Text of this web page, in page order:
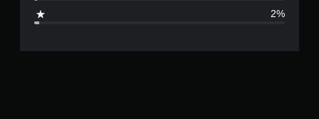
2
2%